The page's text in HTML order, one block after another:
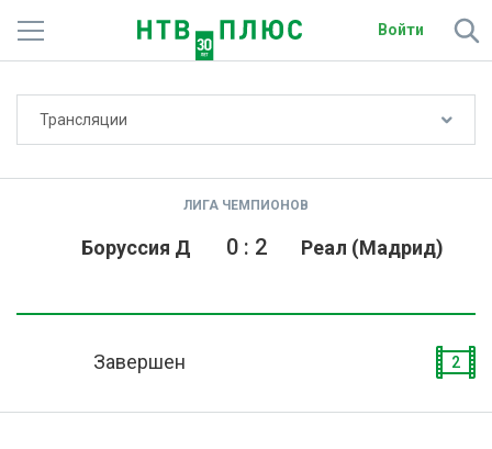
Войти
Трансляции
ЛИГА ЧЕМПИОНОВ
Боруссия Д Реал (Мадрид)
0: 2
Завершен 2